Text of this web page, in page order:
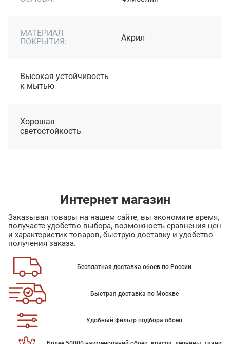
МАТЕРИАЛ
ПОКРЫТИЯ:
Акрил
Высокая устойчивость
к мытью
Хорошая
светостойкость
Интернет магазин
Заказывая товары на нашем сайте, вы экономите время,
получаете удобство выбора, возможность сравнения цен
и характеристик товаров, быструю доставку и удобство
получения заказа.
Бесплатная доставка обоев по России
Быстрая доставка по Москве
Удобный фильтр подбора обоев